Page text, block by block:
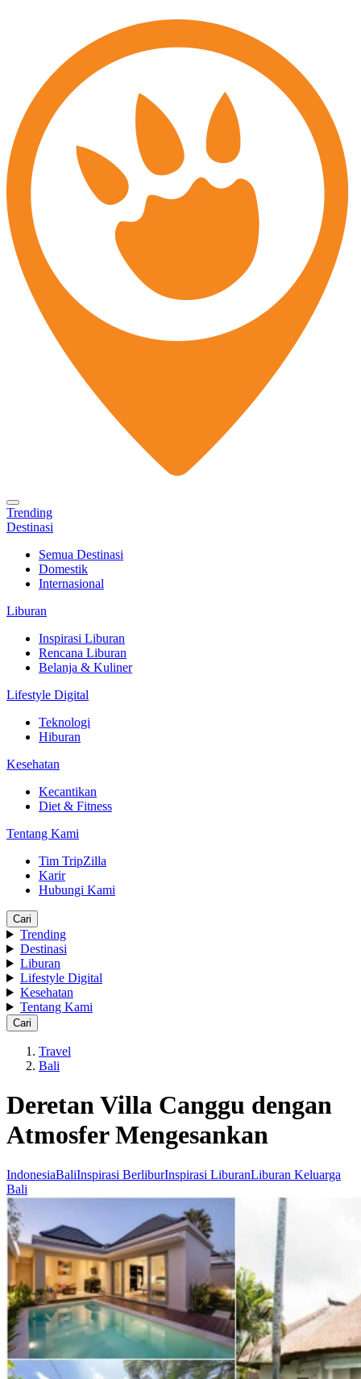
Trending
Destinasi
Semua Destinasi
Domestik
Internasional
Liburan
Inspirasi Liburan
Rencana Liburan
Belanja & Kuliner
Lifestyle Digital
Teknologi
Hiburan
Kesehatan
Kecantikan
Diet & Fitness
Tentang Kami
Tim TripZilla
Karir
Hubungi Kami
Cari
Trending
Destinasi
Liburan
Lifestyle Digital
Kesehatan
Tentang Kami
Cari
Travel
Bali
Deretan Villa Canggu dengan
Atmosfer Mengesankan
IndonesiaBaliInspirasi BerliburInspirasi LiburanLiburan Keluarga
Bali